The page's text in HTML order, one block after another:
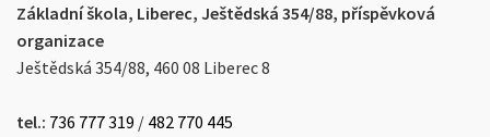
Základní škola, Liberec, Ještědská 354/88, příspěvková
organizace
Ještědská 354/88, 460 08 Liberec 8
tel.: 736 777 319 / 482 770 445